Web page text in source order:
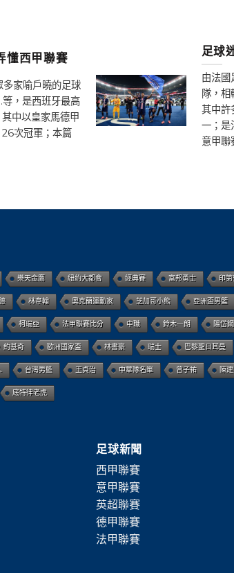
懂西甲聯賽
家喻戶曉的足球
，是西班牙最高
中以皇家馬德甲
次冠軍；本篇
足球
由法
隊，
其中許
一；是
意甲聯
樂天金鷹 紐約大都會 經典賽 富邦勇士 印第
林韋翰 奧克蘭運動家 芝加哥小熊 亞洲盃男籃
柯瑞亞 法甲聯賽比分 中職 鈴木一朗 陽岱鋼
約基奇 歐洲國家盃 林書豪 瑞士 巴黎聖日耳曼
台灣男籃 王貞治 中華隊名單 曾子祐 陳
底特律老虎
足球新聞
西甲聯賽
意甲聯賽
英超聯賽
德甲聯賽
法甲聯賽